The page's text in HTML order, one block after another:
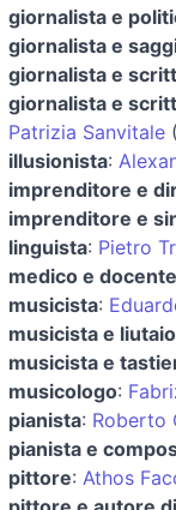
giornalista e
giornalista e
giornalista e
giornalista e
Patrizia Sanvitale (
illusionista:
imprenditore e
imprenditore e
linguista: Pietro
medico e docente
musicista:
musicista e liutaio
musicista e
musicologo:
pianista: Roberto
pianista e
pittore: Athos